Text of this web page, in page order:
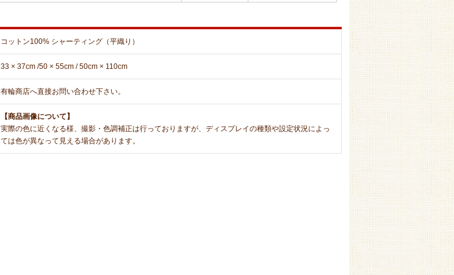
コットン100% シャーティング（平織り）
33 × 37cm /50 × 55cm / 50cm × 110cm
有輪商店へ直接お問い合わせ下さい。
【商品画像について】
実際の色に近くなる様、撮影・色調補正は行っておりますが、ディスプレイの種類や設定状況によっ
ては色が異なって見える場合があります。